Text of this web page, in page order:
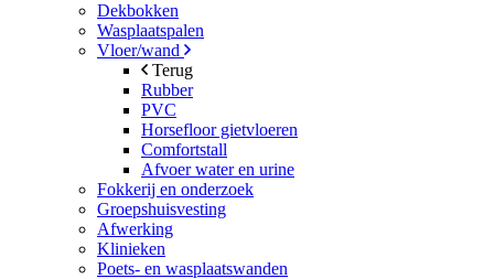
Dekbokken
Wasplaatspalen
Vloer/wand
Terug
Rubber
PVC
Horsefloor gietvloeren
Comfortstall
Afvoer water en urine
Fokkerij en onderzoek
Groepshuisvesting
Afwerking
Klinieken
Poets- en wasplaatswanden